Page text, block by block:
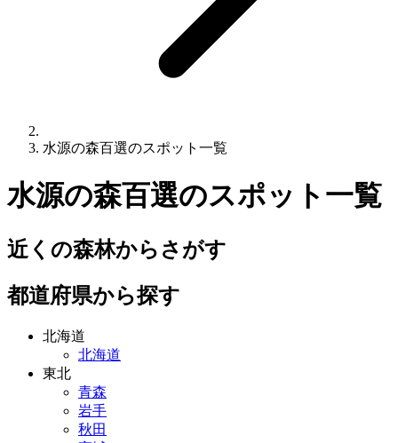
水源の森百選のスポット一覧
水源の森百選のスポット一覧
近くの森林からさがす
都道府県から探す
北海道
北海道
東北
青森
岩手
秋田